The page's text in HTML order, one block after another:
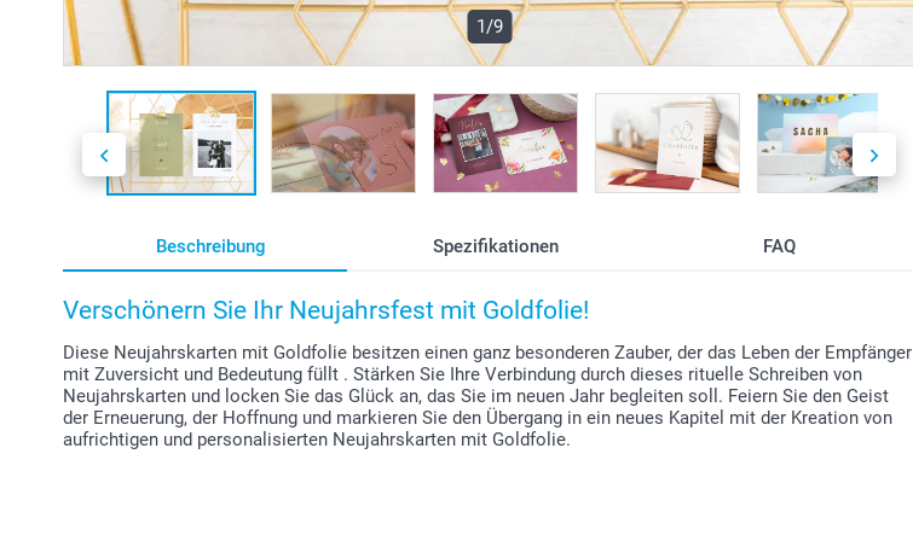
1/9
Beschreibung Spezifikationen FAQ
Verschönern Sie Ihr Neujahrsfest mit Goldfolie!
Diese Neujahrskarten mit Goldfolie besitzen einen ganz besonderen Zauber, der das Leben der Empfänger
mit Zuversicht und Bedeutung füllt . Stärken Sie Ihre Verbindung durch dieses rituelle Schreiben von
Neujahrskarten und locken Sie das Glück an, das Sie im neuen Jahr begleiten soll. Feiern Sie den Geist
der Erneuerung, der Hoffnung und markieren Sie den Übergang in ein neues Kapitel mit der Kreation von
aufrichtigen und personalisierten Neujahrskarten mit Goldfolie.